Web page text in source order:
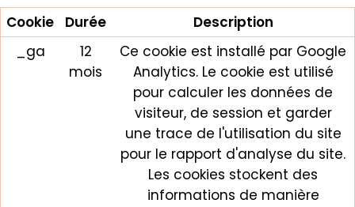
Cookie
Durée
Description
_ga
12
mois
Ce cookie est installé par Google
Analytics. Le cookie est utilisé
pour calculer les données de
visiteur, de session et garder
une trace de l'utilisation du site
pour le rapport d'analyse du site.
Les cookies stockent des
informations de manière